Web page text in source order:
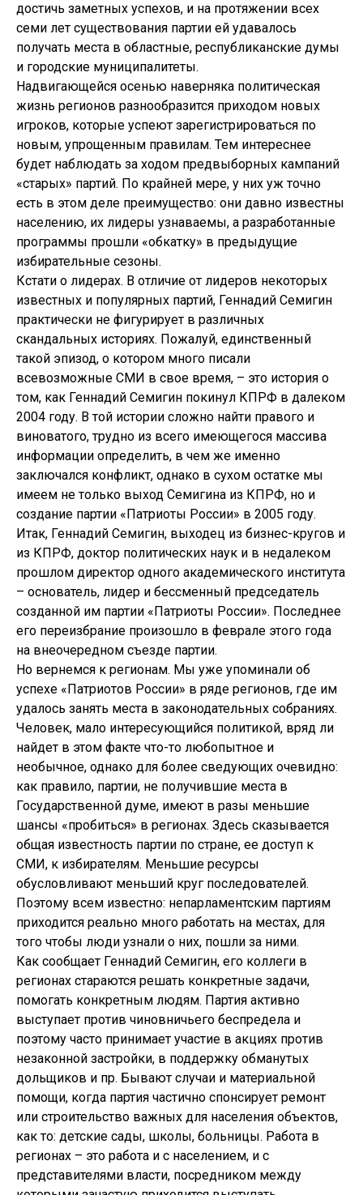
достичь заметных успехов, и на протяжении всех
семи лет существования партии ей удавалось
получать места в областные, республиканские думы
и городские муниципалитеты.
Надвигающейся осенью наверняка политическая
жизнь регионов разнообразится приходом новых
игроков, которые успеют зарегистрироваться по
новым, упрощенным правилам. Тем интереснее
будет наблюдать за ходом предвыборных кампаний
«старых» партий. По крайней мере, у них уж точно
есть в этом деле преимущество: они давно известны
населению, их лидеры узнаваемы, а разработанные
программы прошли «обкатку» в предыдущие
избирательные сезоны.
Кстати о лидерах. В отличие от лидеров некоторых
известных и популярных партий, Геннадий Семигин
практически не фигурирует в различных
скандальных историях. Пожалуй, единственный
такой эпизод, о котором много писали
всевозможные СМИ в свое время, – это история о
том, как Геннадий Семигин покинул КПРФ в далеком
2004 году. В той истории сложно найти правого и
виноватого, трудно из всего имеющегося массива
информации определить, в чем же именно
заключался конфликт, однако в сухом остатке мы
имеем не только выход Семигина из КПРФ, но и
создание партии «Патриоты России» в 2005 году.
Итак, Геннадий Семигин, выходец из бизнес-кругов и
из КПРФ, доктор политических наук и в недалеком
прошлом директор одного академического института
– основатель, лидер и бессменный председатель
созданной им партии «Патриоты России». Последнее
его переизбрание произошло в феврале этого года
на внеочередном съезде партии.
Но вернемся к регионам. Мы уже упоминали об
успехе «Патриотов России» в ряде регионов, где им
удалось занять места в законодательных собраниях.
Человек, мало интересующийся политикой, вряд ли
найдет в этом факте что-то любопытное и
необычное, однако для более сведующих очевидно:
как правило, партии, не получившие места в
Государственной думе, имеют в разы меньшие
шансы «пробиться» в регионах. Здесь сказывается
общая известность партии по стране, ее доступ к
СМИ, к избирателям. Меньшие ресурсы
обусловливают меньший круг последователей.
Поэтому всем известно: непарламентским партиям
приходится реально много работать на местах, для
того чтобы люди узнали о них, пошли за ними.
Как сообщает Геннадий Семигин, его коллеги в
регионах стараются решать конкретные задачи,
помогать конкретным людям. Партия активно
выступает против чиновничьего беспредела и
поэтому часто принимает участие в акциях против
незаконной застройки, в поддержку обманутых
дольщиков и пр. Бывают случаи и материальной
помощи, когда партия частично спонсирует ремонт
или строительство важных для населения объектов,
как то: детские сады, школы, больницы. Работа в
регионах – это работа и с населением, и с
представителями власти, посредником между